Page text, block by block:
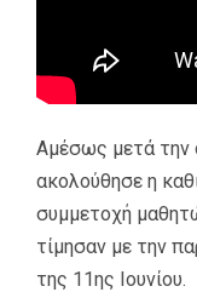
Αμέσως μετά την
ακολούθησε η
συμμετοχή
τίμησαν με την
της 11ης Ιουνίου.